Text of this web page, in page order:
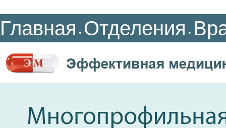
Главная • Отделения •